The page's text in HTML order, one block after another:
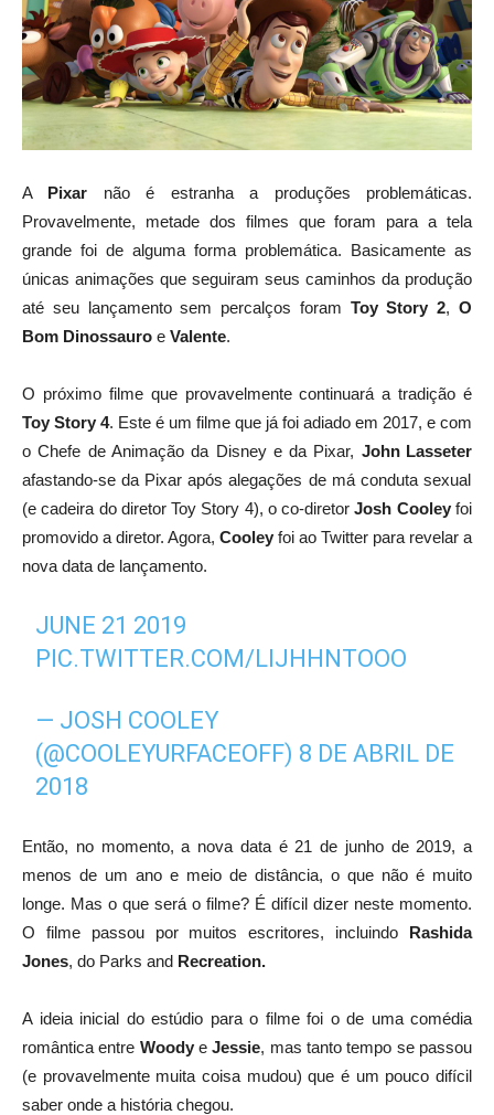
A Pixar não é estranha a produções problemáticas.
Provavelmente, metade dos filmes que foram para a tela
grande foi de alguma forma problemática. Basicamente as
únicas animações que seguiram seus caminhos da produção
até seu lançamento sem percalços foram Toy Story 2,O
Bom Dinossauro e Valente.
O próximo filme que provavelmente continuará a tradição é
Toy Story 4. Este é um filme que já foi adiado em 2017, e com
o Chefe de Animação da Disney e da Pixar, John Lasseter
afastando-se da Pixar após alegações de má conduta sexual
(e cadeira do diretor Toy Story 4), o co-diretorJosh Cooleyfoi
promovido a diretor. Agora, Cooley foi ao Twitter para revelar a
nova data de lançamento.
JUNE 21 2019
PIC.TWITTER.COM/LIJHHNTOOO
— JOSH COOLEY
(@COOLEYURFACEOFF) 8 DE ABRIL DE
2018
Então, no momento, a nova data é 21 de junho de 2019, a
menos de um ano e meio de distância, o que não é muito
longe. Mas o que será o filme? É difícil dizer neste momento.
O filme passou por muitos escritores, incluindo Rashida
Jones, do Parks and Recreation.
A ideia inicial do estúdio para o filme foi o de uma comédia
romântica entre WoodyeJessie, mas tanto tempo se passou
(e provavelmente muita coisa mudou) que é um pouco difícil
saber onde a história chegou.